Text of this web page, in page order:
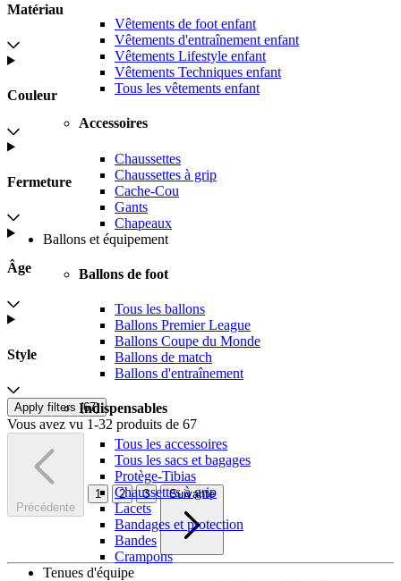
Vêtements de foot enfant
Vêtements d'entraînement enfant
Vêtements Lifestyle enfant
Vêtements Techniques enfant
Tous les vêtements enfant
Accessoires
Chaussettes
Chaussettes à grip
Cache-Cou
Gants
Chapeaux
Ballons et équipement
Ballons de foot
Tous les ballons
Ballons Premier League
Ballons Coupe du Monde
Ballons de match
Ballons d'entraînement
Indispensables
Tous les accessoires
Tous les sacs et bagages
Protège-Tibias
Chaussettes à grip
Lacets
Bandages et protection
Bandes
Crampons
Tenues d'équipe
Matériau
Couleur
Fermeture
Âge
Style
Apply filters (67)
Vous avez vu 1-32 produits de 67
Précédente
1 2 3 Suivante